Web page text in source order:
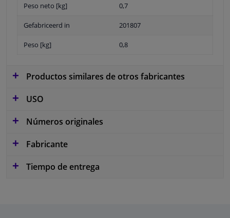
Peso neto [kg] 0,7
Gefabriceerd in 201807
Peso [kg] 0,8
Productos similares de otros fabricantes
USO
Números originales
Fabricante
Tiempo de entrega